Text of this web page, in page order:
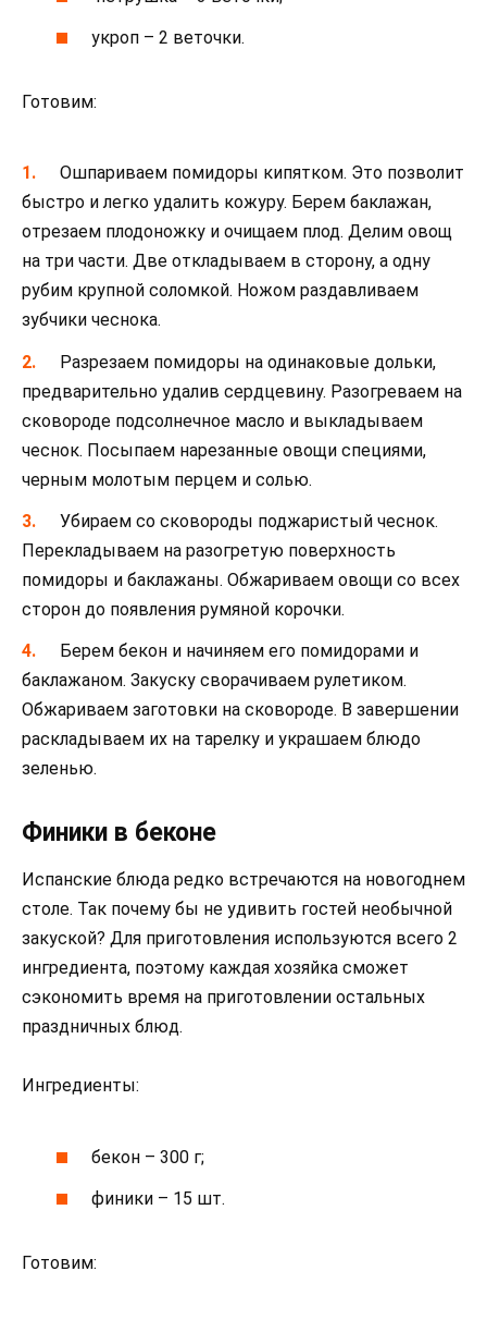
укроп – 2 веточки.
Готовим:
Ошпариваем помидоры кипятком. Это позволит
быстро и легко удалить кожуру. Берем баклажан,
отрезаем плодоножку и очищаем плод. Делим овощ
на три части. Две откладываем в сторону, а одну
рубим крупной соломкой. Ножом раздавливаем
зубчики чеснока.
Разрезаем помидоры на одинаковые дольки,
предварительно удалив сердцевину. Разогреваем на
сковороде подсолнечное масло и выкладываем
чеснок. Посыпаем нарезанные овощи специями,
черным молотым перцем и солью.
Убираем со сковороды поджаристый чеснок.
Перекладываем на разогретую поверхность
помидоры и баклажаны. Обжариваем овощи со всех
сторон до появления румяной корочки.
Берем бекон и начиняем его помидорами и
баклажаном. Закуску сворачиваем рулетиком.
Обжариваем заготовки на сковороде. В завершении
раскладываем их на тарелку и украшаем блюдо
зеленью.
Финики в беконе
Испанские блюда редко встречаются на новогоднем
столе. Так почему бы не удивить гостей необычной
закуской? Для приготовления используются всего 2
ингредиента, поэтому каждая хозяйка сможет
сэкономить время на приготовлении остальных
праздничных блюд.
Ингредиенты:
бекон – 300 г;
финики – 15 шт.
Готовим: